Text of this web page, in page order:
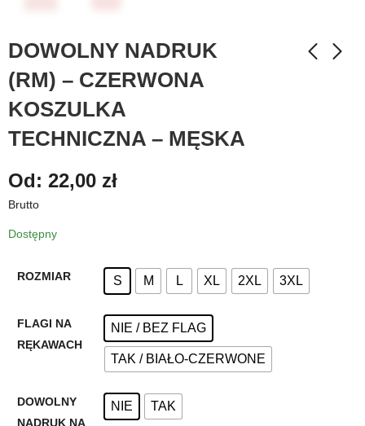
DOWOLNY NADRUK
(RM) – CZERWONA
KOSZULKA
TECHNICZNA – MĘSKA
Od: 22,00 zł
Brutto
Dostępny
ROZMIAR S M L XL 2XL 3XL
FLAGI NA
RĘKAWACH
NIE / BEZ FLAG
TAK / BIAŁO-CZERWONE
DOWOLNY
NADRUK NA
NIE TAK